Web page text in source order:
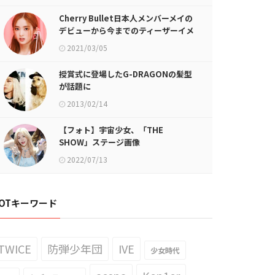
Cherry Bullet日本人メンバーメイの
デビューから今までのティーザーイメ
ージまとめが話題に
2021/03/05
授賞式に登場したG-DRAGONの髪型
が話題に
2013/02/14
【フォト】宇宙少女、「THE
SHOW」ステージ画像
2022/07/13
キーワード
防弾少年団 IVE 少女時代